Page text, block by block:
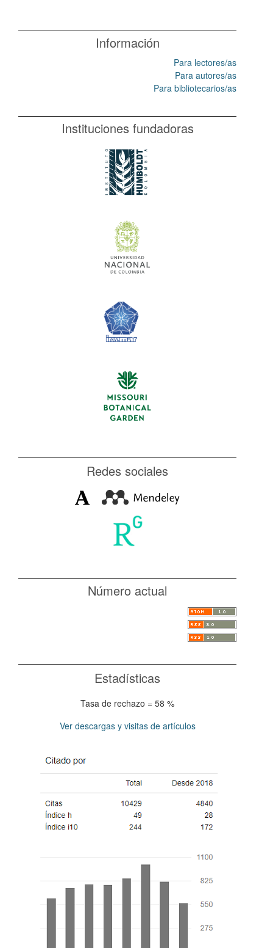
Información
Para lectores/as
Para autores/as
Para bibliotecarios/as
Instituciones fundadoras
Redes sociales
Número actual
Estadísticas
Tasa de rechazo = 58 %
Ver descargas y visitas de artículos